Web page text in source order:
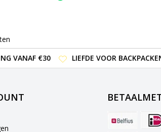
VANAF €30
LIEFDE VOOR